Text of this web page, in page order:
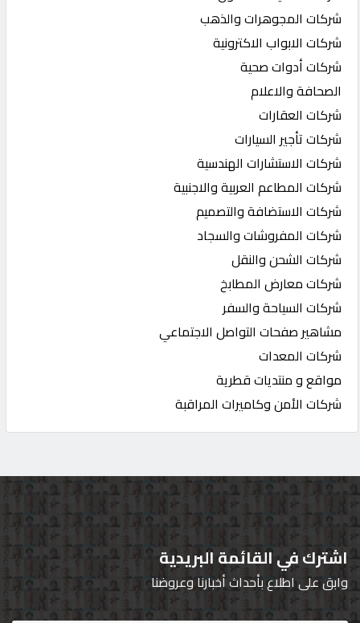
شركات المجوهرات والذهب
شركات الابواب الاكترونية
شركات أدوات صحية
الصحافة والاعلام
شركات العقارات
شركات تأجير السيارات
شركات الاستشارات الهندسية
شركات المطاعم العربية والاجنبية
شركات الاستضافة والتصميم
شركات المفروشات والسجاد
شركات الشحن والنقل
شركات معارض المطابخ
شركات السياحة والسفر
مشاهير صفحات التواصل الاجتماعي
شركات المعدات
مواقع و منتديات قطرية
شركات الأمن وكاميرات المراقبة
اشترك في القائمة البريدية
وابق على اطلاع بأحداث أخبارنا وعروضنا